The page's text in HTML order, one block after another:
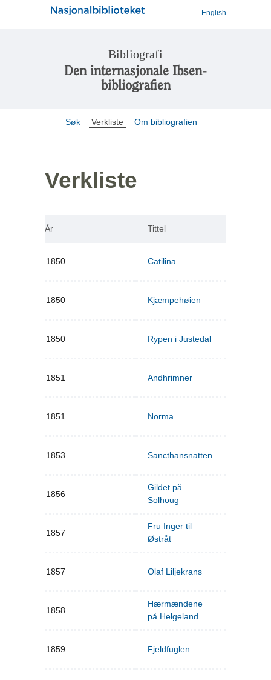
English
Bibliografi
Den internasjonale Ibsen-
bibliografien
Søk Verkliste Om bibliografien
Verkliste
År Tittel
1850 Catilina
1850 Kjæmpehøien
1850 Rypen i Justedal
1851 Andhrimner
1851 Norma
1853 Sancthansnatten
1856
Gildet på
Solhoug
1857
Fru Inger til
Østråt
1857 Olaf Liljekrans
1858
Hærmændene
på Helgeland
1859 Fjeldfuglen